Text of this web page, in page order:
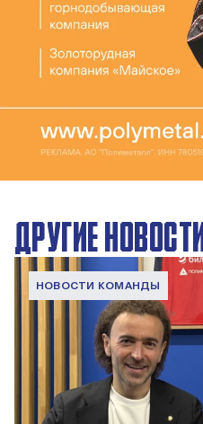
ДРУГИЕ НОВОСТИ
НОВОСТИ КОМАНДЫ